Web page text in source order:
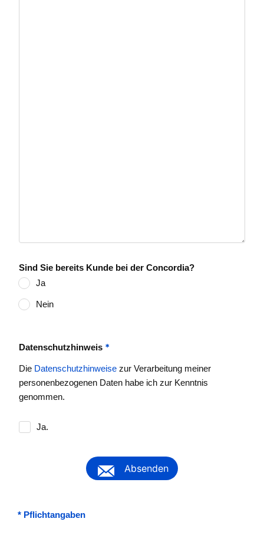
Sind Sie bereits Kunde bei der Concordia?
Ja
Nein
Datenschutzhinweis *
Die Datenschutzhinweise zur Verarbeitung meiner
personenbezogenen Daten habe ich zur Kenntnis
genommen.
Ja.
Absenden
* Pflichtangaben